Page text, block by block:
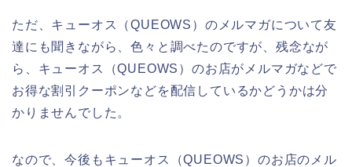
ただ、キューオス（QUEOWS）のメルマガについて友
達にも聞きながら、色々と調べたのですが、残念なが
ら、キューオス（QUEOWS）のお店がメルマガなどで
お得な割引クーポンなどを配信しているかどうかは分
かりませんでした。
なので、今後もキューオス（QUEOWS）のお店のメル